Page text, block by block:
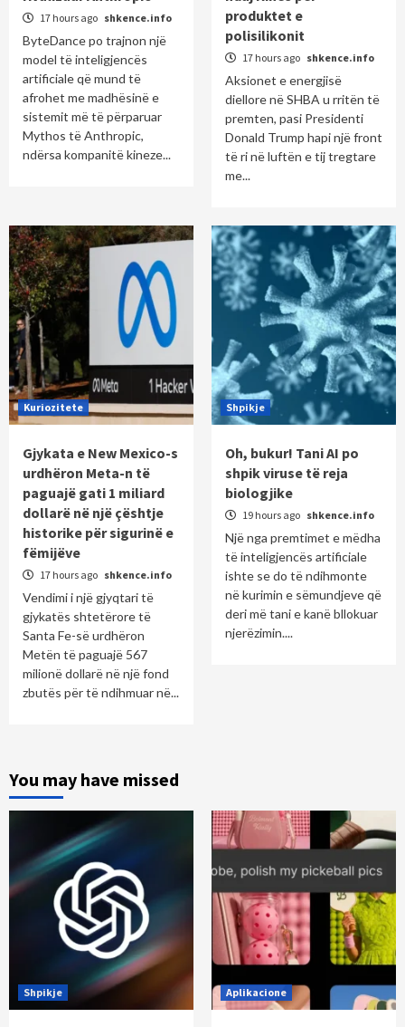
17 hours ago shkence.info
ByteDance po trajnon një
model të inteligjencës
artificiale që mund të
afrohet me madhësinë e
sistemit më të përparuar
Mythos të Anthropic,
ndërsa kompanitë kineze...
produktet e
polisilikonit
17 hours ago shkence.info
Aksionet e energjisë
diellore në SHBA u rritën të
premten, pasi Presidenti
Donald Trump hapi një front
të ri në luftën e tij tregtare
me...
Kuriozitete
Gjykata e New Mexico-s
urdhëron Meta-n të
paguajë gati 1 miliard
dollarë në një çështje
historike për sigurinë e
fëmijëve
17 hours ago shkence.info
Vendimi i një gjyqtari të
gjykatës shtetërore të
Santa Fe-së urdhëron
Metën të paguajë 567
milionë dollarë në një fond
zbutës për të ndihmuar në...
Shpikje
Oh, bukur! Tani AI po
shpik viruse të reja
biologjike
19 hours ago shkence.info
Një nga premtimet e mëdha
të inteligjencës artificiale
ishte se do të ndihmonte
në kurimin e sëmundjeve që
deri më tani e kanë bllokuar
njerëzimin....
You may have missed
Shpikje Aplikacione